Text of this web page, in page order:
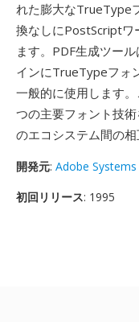
れた膨大なTrueType
換なしにPostScriptワ
ます。PDF生成ツー
インにTrueTypeフォ
一般的に使用します
つの主要フォント技
のエコシステム間の相
開発元: Adobe Systems
初回リリース: 1995